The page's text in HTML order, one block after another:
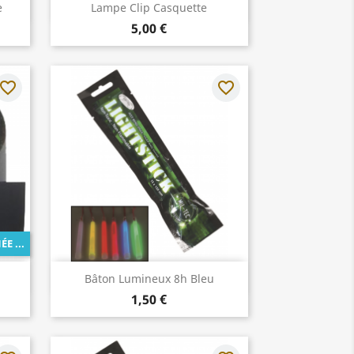
Lampe Clip Casquette
5,00 €
Aperçu rapide
...
favorite_border
Bâton Lumineux 8h Bleu
1,50 €
 Aperçu rapide
favorite_border